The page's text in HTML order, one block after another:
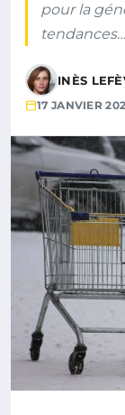
pour la
tendances…
INÈS
17 JANVIER